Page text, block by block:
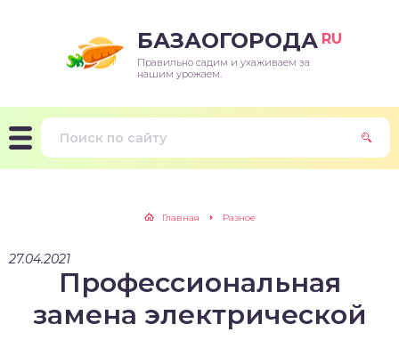
БАЗАОГОРОДА RU
Правильно садим и ухаживаем за
нашим урожаем.
Главная Разное
27.04.2021
Профессиональная
замена электрической